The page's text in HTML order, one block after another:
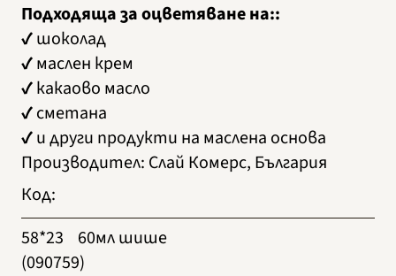
Подходяща за оцветяване на::
✔ шоколад
✔ маслен крем
✔ какаово масло
✔ сметана
✔ и други продукти на маслена основа
Производител: Слай Комерс, България
Код:
58*23
(090759)
60мл шише